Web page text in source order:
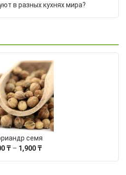
в разных кухнях мира?
семя
₸ – 1,900 ₸Диапазон